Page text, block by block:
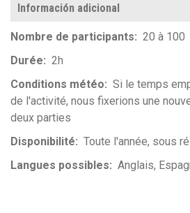
Información adicional
Nombre de participants
20 à 100
Durée
2h
Conditions météo
Si le temps
de l'activité, nous fixerions une
deux parties
Disponibilité
Toute l'année, sous
Langues possibles
Anglais